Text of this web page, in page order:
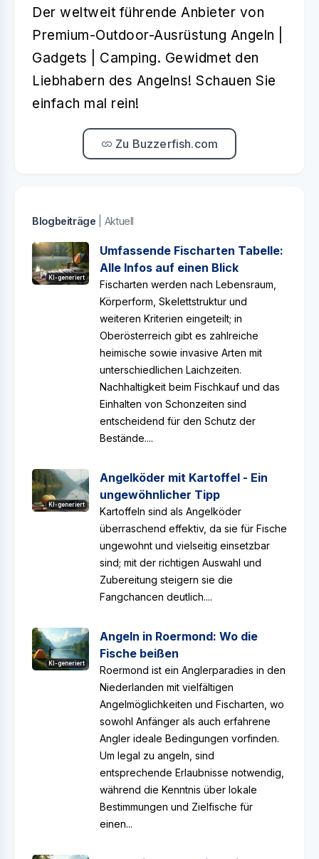
Der weltweit führende Anbieter von
Premium-Outdoor-Ausrüstung Angeln |
Gadgets | Camping. Gewidmet den
Liebhabern des Angelns! Schauen Sie
einfach mal rein!
Zu Buzzerfish.com
Blogbeiträge | Aktuell
KI-generiert
Umfassende Fischarten Tabelle:
Alle Infos auf einen Blick
Fischarten werden nach Lebensraum,
Körperform, Skelettstruktur und
weiteren Kriterien eingeteilt; in
Oberösterreich gibt es zahlreiche
heimische sowie invasive Arten mit
unterschiedlichen Laichzeiten.
Nachhaltigkeit beim Fischkauf und das
Einhalten von Schonzeiten sind
entscheidend für den Schutz der
Bestände....
KI-generiert
Angelköder mit Kartoffel - Ein
ungewöhnlicher Tipp
Kartoffeln sind als Angelköder
überraschend effektiv, da sie für Fische
ungewohnt und vielseitig einsetzbar
sind; mit der richtigen Auswahl und
Zubereitung steigern sie die
Fangchancen deutlich....
KI-generiert
Angeln in Roermond: Wo die
Fische beißen
Roermond ist ein Anglerparadies in den
Niederlanden mit vielfältigen
Angelmöglichkeiten und Fischarten, wo
sowohl Anfänger als auch erfahrene
Angler ideale Bedingungen vorfinden.
Um legal zu angeln, sind
entsprechende Erlaubnisse notwendig,
während die Kenntnis über lokale
Bestimmungen und Zielfische für
einen...